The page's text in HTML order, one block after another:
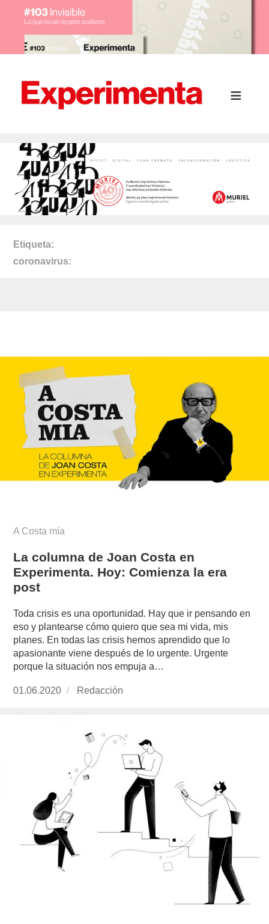
Etiqueta
coronavirus
A Costa mía
La columna de Joan Costa en
Experimenta. Hoy: Comienza la era
post
Toda crisis es una oportunidad. Hay que ir pensando en
eso y plantearse cómo quiero que sea mi vida, mis
planes. En todas las crisis hemos aprendido que lo
apasionante viene después de lo urgente. Urgente
porque la situación nos empuja a…
Publicado
01.06.2020 https://www.experimenta.es/author/redaccion/
Redacción